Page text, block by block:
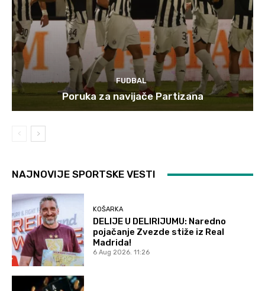
FUDBAL
Poruka za navijače Partizana
NAJNOVIJE SPORTSKE VESTI
KOŠARKA
DELIJE U DELIRIJUMU: Naredno
pojačanje Zvezde stiže iz Real
Madrida!
6 Aug 2026. 11:26